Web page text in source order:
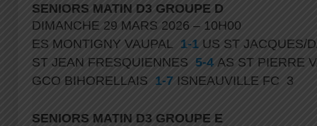
SENIORS MATIN D3 GROUPE D
DIMANCHE 29 MARS 2026 – 10H00
ES MONTIGNY VAUPAL 1-1 US ST JACQUES/
ST JEAN FRESQUIENNES 5-4 AS ST PIERRE
GCO BIHORELLAIS 1-7 ISNEAUVILLE FC 3
SENIORS MATIN D3 GROUPE E